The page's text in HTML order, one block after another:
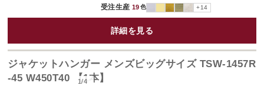
受注生産 19色 +14
詳細を見る
1/4
ジャケットハンガー メンズビッグサイズ TSW-1457R
-45 W450T40 【1本】